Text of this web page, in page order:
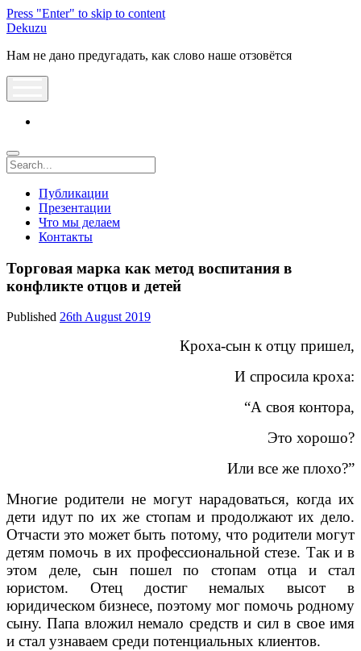
Press "Enter" to skip to content
Dekuzu
Нам не дано предугадать, как слово наше отзовётся
Search
Публикации
Презентации
Что мы делаем
Контакты
Торговая марка как метод воспитания в
конфликте отцов и детей
Published 26th August 2019
Кроха-сын к отцу пришел,
И спросила кроха:
“А своя контора,
Это хорошо?
Или все же плохо?”
Многие родители не могут нарадоваться, когда их
дети идут по их же стопам и продолжают их дело.
Отчасти это может быть потому, что родители могут
детям помочь в их профессиональной стезе. Так и в
этом деле, сын пошел по стопам отца и стал
юристом. Отец достиг немалых высот в
юридическом бизнесе, поэтому мог помочь родному
сыну. Папа вложил немало средств и сил в свое имя
и стал узнаваем среди потенциальных клиентов.